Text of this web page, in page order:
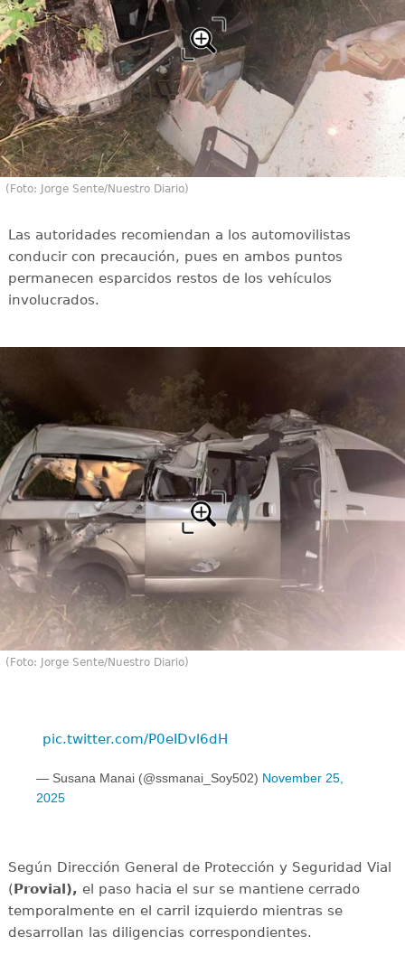
(Foto: Jorge Sente/Nuestro Diario)
Las autoridades recomiendan a los automovilistas
conducir con precaución, pues en ambos puntos
permanecen esparcidos restos de los vehículos
involucrados.
(Foto: Jorge Sente/Nuestro Diario)
pic.twitter.com/P0eIDvl6dH
— Susana Manai (@ssmanai_Soy502) November 25,
2025
Según Dirección General de Protección y Seguridad Vial
( Provial), el paso hacia el sur se mantiene cerrado
temporalmente en el carril izquierdo mientras se
desarrollan las diligencias correspondientes.